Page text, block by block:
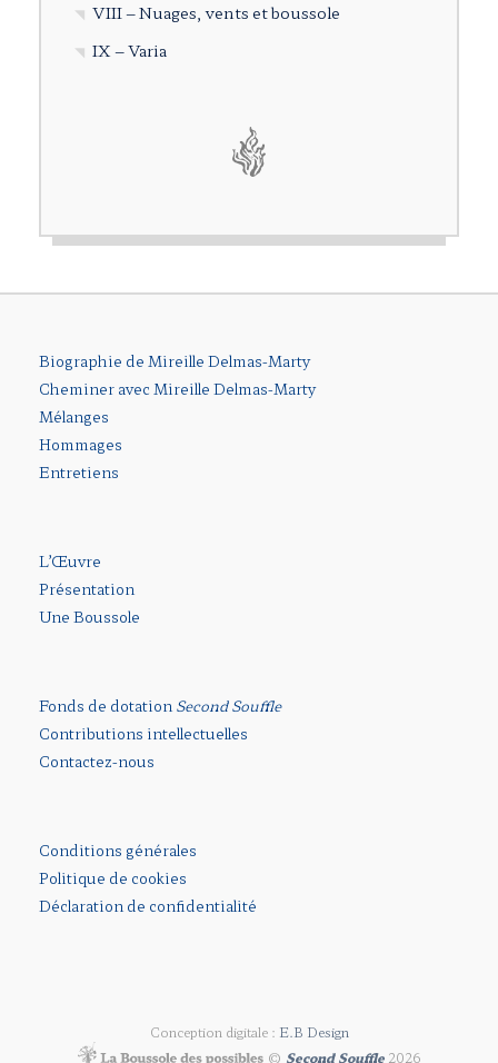
VIII – Nuages, vents et boussole
IX – Varia
Biographie de Mireille Delmas-Marty
Cheminer avec Mireille Delmas-Marty
Mélanges
Hommages
Entretiens
L’Œuvre
Présentation
Une Boussole
Fonds de dotationSecond Souffle
Contributions intellectuelles
Contactez-nous
Conditions générales
Politique de cookies
Déclaration de confidentialité
Conception digitale : E.B Design
© Second Souffle2026